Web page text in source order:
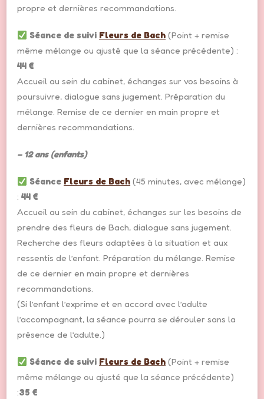
propre et dernières recommandations.
Séance de suivi Fleurs de Bach (Point + remise
même mélange ou ajusté que la séance précédente) :
44 €
Accueil au sein du cabinet, échanges sur vos besoins à
poursuivre, dialogue sans jugement. Préparation du
mélange. Remise de ce dernier en main propre et
dernières recommandations.
– 12 ans (enfants)
Séance Fleurs de Bach (45 minutes, avec mélange)
: 44 €
Accueil au sein du cabinet, échanges sur les besoins de
prendre des fleurs de Bach, dialogue sans jugement.
Recherche des fleurs adaptées à la situation et aux
ressentis de l’enfant. Préparation du mélange. Remise
de ce dernier en main propre et dernières
recommandations.
(Si l’enfant l’exprime et en accord avec l’adulte
l’accompagnant, la séance pourra se dérouler sans la
présence de l’adulte.)
Séance de suivi Fleurs de Bach (Point + remise
même mélange ou ajusté que la séance précédente)
:35 €